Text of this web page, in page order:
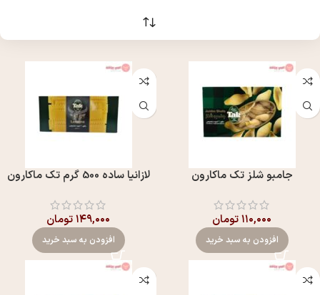
جامبو شلز تک ماکارون
۱۱۰,۰۰۰تومان
افزودن به سبد خرید
لازانیا ساده 500 گرم تک ماکارون
۱۴۹,۰۰۰تومان
افزودن به سبد خرید